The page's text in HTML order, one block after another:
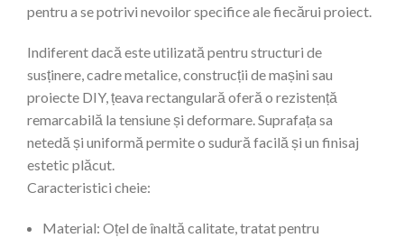
pentru a se potrivi nevoilor specifice ale fiecărui proiect.
Indiferent dacă este utilizată pentru structuri de
susținere, cadre metalice, construcții de mașini sau
proiecte DIY, țeava rectangulară oferă o rezistență
remarcabilă la tensiune și deformare. Suprafața sa
netedă și uniformă permite o sudură facilă și un finisaj
estetic plăcut.
Caracteristici cheie:
Material: Oțel de înaltă calitate, tratat pentru